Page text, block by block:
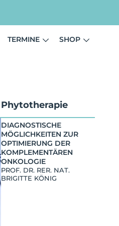
TERMINE SHOP
Phytotherapie
DIAGNOSTISCHE
MÖGLICHKEITEN ZUR
OPTIMIERUNG DER
KOMPLEMENTÄREN
ONKOLOGIE
PROF. DR. RER. NAT.
BRIGITTE KÖNIG